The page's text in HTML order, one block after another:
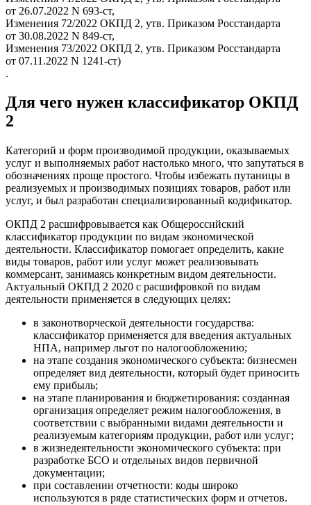
от 26.07.2022 N 693-ст,
Изменения 72/2022 ОКПД 2, утв. Приказом Росстандарта
от 30.08.2022 N 849-ст,
Изменения 73/2022 ОКПД 2, утв. Приказом Росстандарта
от 07.11.2022 N 1241-ст)
.
Для чего нужен классификатор ОКПД
2
Категорий и форм производимой продукции, оказываемых
услуг и выполняемых работ настолько много, что запутаться в
обозначениях проще простого. Чтобы избежать путаницы в
реализуемых и производимых позициях товаров, работ или
услуг, и был разработан специализированный кодификатор.
ОКПД 2 расшифровывается как Общероссийский
классификатор продукции по видам экономической
деятельности. Классификатор помогает определить, какие
виды товаров, работ или услуг может реализовывать
коммерсант, занимаясь конкретным видом деятельности.
Актуальный ОКПД 2 2020 с расшифровкой по видам
деятельности применяется в следующих целях:
в законотворческой деятельности государства:
классификатор применяется для введения актуальных
НПА, например льгот по налогообложению;
на этапе создания экономического субъекта: бизнесмен
определяет вид деятельности, который будет приносить
ему прибыль;
на этапе планирования и бюджетирования: созданная
организация определяет режим налогообложения, в
соответствии с выбранными видами деятельности и
реализуемым категориям продукции, работ или услуг;
в жизнедеятельности экономического субъекта: при
разработке БСО и отдельных видов первичной
документации;
при составлении отчетности: коды широко
используются в ряде статистических форм и отчетов.